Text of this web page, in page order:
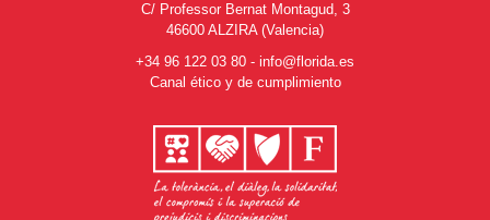
C/ Professor Bernat Montagud, 3
46600 ALZIRA (Valencia)
+34 96 122 03 80 - info@florida.es
Canal ético y de cumplimiento